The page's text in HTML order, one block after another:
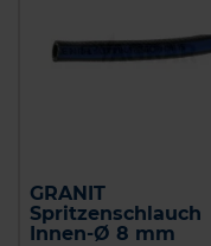
GRANIT
Spritzenschlauch
Innen-Ø 8 mm